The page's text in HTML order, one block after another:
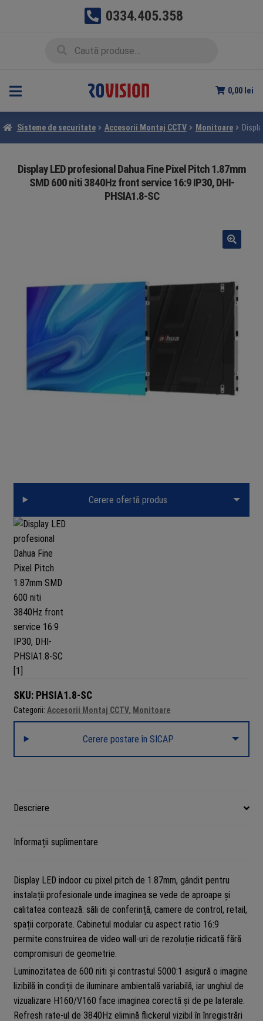
0334.405.358
0,00 lei
Sisteme de securitate Accesorii Montaj CCTV Monitoare
Display LED profesional Dahua Fine Pixel Pitch 1.87mm
SMD 600 niti 3840Hz front service 16:9 IP30, DHI-
PHSIA1.8-SC
Cerere ofertă produs
SKU: PHSIA1.8-SC
Categorii: Accesorii Montaj CCTV, Monitoare
Cerere postare în SICAP
Descriere
Informații suplimentare
Display LED indoor cu pixel pitch de 1.87mm, gândit pentru
instalații profesionale unde imaginea se vede de aproape și
calitatea contează: săli de conferință, camere de control, retail,
spații corporate. Cabinetul modular cu aspect ratio 16:9
permite construirea de video wall-uri de rezoluție ridicată fără
compromisuri de geometrie.
Luminozitatea de 600 niti și contrastul 5000:1 asigură o imagine
lizibilă în condiții de iluminare ambientală variabilă, iar unghiul de
vizualizare H160/V160 face imaginea corectă și de pe laterale.
Refresh rate-ul de 3840Hz elimină flickerul vizibil în înregistrări